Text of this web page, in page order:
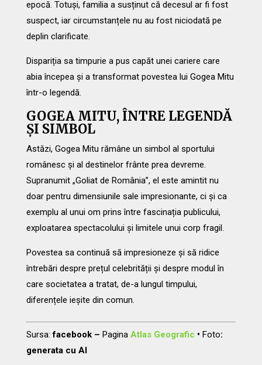
epocă. Totuși, familia a susținut că decesul ar fi fost
suspect, iar circumstanțele nu au fost niciodată pe
deplin clarificate.
Dispariția sa timpurie a pus capăt unei cariere care
abia începea și a transformat povestea lui Gogea Mitu
într-o legendă.
GOGEA MITU, ÎNTRE LEGENDĂ
ȘI SIMBOL
Astăzi, Gogea Mitu rămâne un simbol al sportului
românesc și al destinelor frânte prea devreme.
Supranumit „Goliat de România”, el este amintit nu
doar pentru dimensiunile sale impresionante, ci și ca
exemplu al unui om prins între fascinația publicului,
exploatarea spectacolului și limitele unui corp fragil.
Povestea sa continuă să impresioneze și să ridice
întrebări despre prețul celebrității și despre modul în
care societatea a tratat, de-a lungul timpului,
diferențele ieșite din comun.
Sursa: facebook – Pagina Atlas Geografic • Foto:
generata cu AI